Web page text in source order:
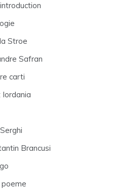
Stroe
Safran
carti
Iordania
Brancusi
poeme